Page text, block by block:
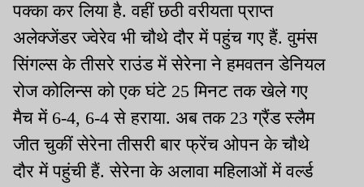
पक्का कर लिया है. वहीं छठी वरीयता प्राप्त
अलेक्जेंडर ज्वेरेव भी चौथे दौर में पहुंच गए हैं. वुमंस
सिंगल्स के तीसरे राउंड में सेरेना ने हमवतन डेनियल
रोज कोलिन्स को एक घंटे 25 मिनट तक खेले गए
मैच में 6-4, 6-4 से हराया. अब तक 23 ग्रैंड स्लैम
जीत चुकीं सेरेना तीसरी बार फ्रेंच ओपन के चौथे
दौर में पहुंची हैं. सेरेना के अलावा महिलाओं में वर्ल्ड